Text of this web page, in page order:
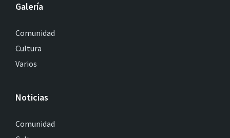
Galería
Comunidad
Cultura
Varios
Noticias
Comunidad